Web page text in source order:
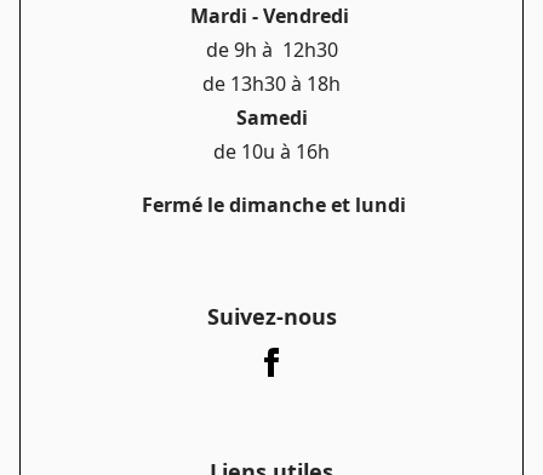
Mardi - Vendredi
de 9h à 12h30
de 13h30 à 18h
Samedi
de 10u à 16h
Fermé le dimanche et lundi
Suivez-nous